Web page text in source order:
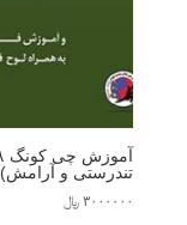
تندرستی و آرامش)
۳۰۰۰۰۰۰ ﷼